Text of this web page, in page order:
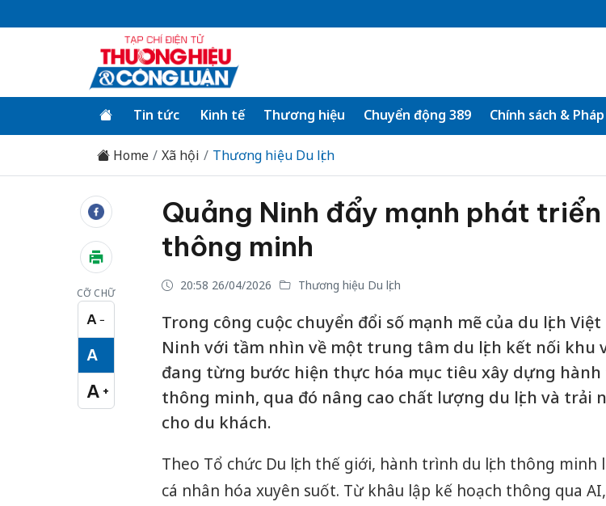
Tin tức Kinh tế Thương hiệu Chuyển động 389 Chính sách &
Home Xã hội Thương hiệu Du lịch
CỠ CHỮ
A −
Cỡ chữ nhỏ
A
Cỡ chữ vừa
A +
Cỡ chữ lớn
Quảng Ninh đẩy mạnh phát
thông minh
20:58 26/04/2026 Thương hiệu Du lịch
Trong công cuộc chuyển đổi số mạnh mẽ của du lịch Việt
Ninh với tầm nhìn về một trung tâm du lịch kết nối khu
đang từng bước hiện thực hóa mục tiêu xây dựng hành
thông minh, qua đó nâng cao chất lượng du lịch và trải
cho du khách.
Theo Tổ chức Du lịch thế giới, hành trình du lịch thông minh
cá nhân hóa xuyên suốt. Từ khâu lập kế hoạch thông qua